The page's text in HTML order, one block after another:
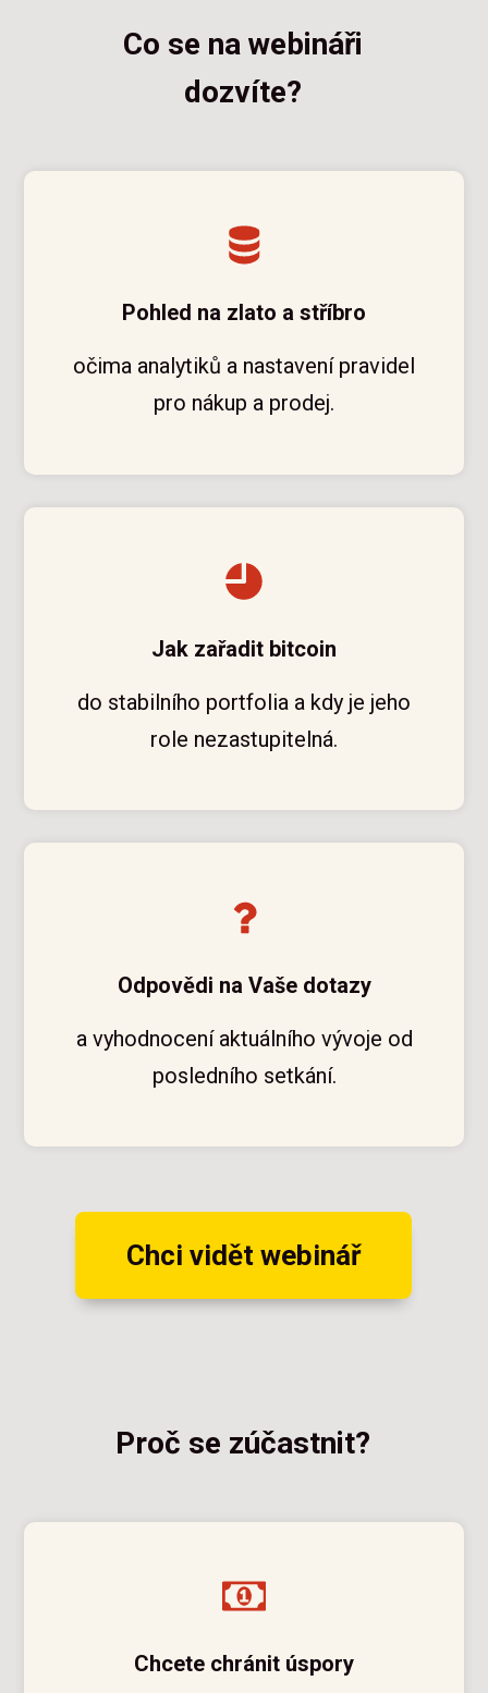
Co se na webináři
dozvíte?
Pohled na zlato a stříbro
očima analytiků a nastavení pravidel
pro nákup a prodej.
Jak zařadit bitcoin
do stabilního portfolia a kdy je jeho
role nezastupitelná.
Odpovědi na Vaše dotazy
a vyhodnocení aktuálního vývoje od
posledního setkání.
Chci vidět webinář
Proč se zúčastnit?
Chcete chránit úspory